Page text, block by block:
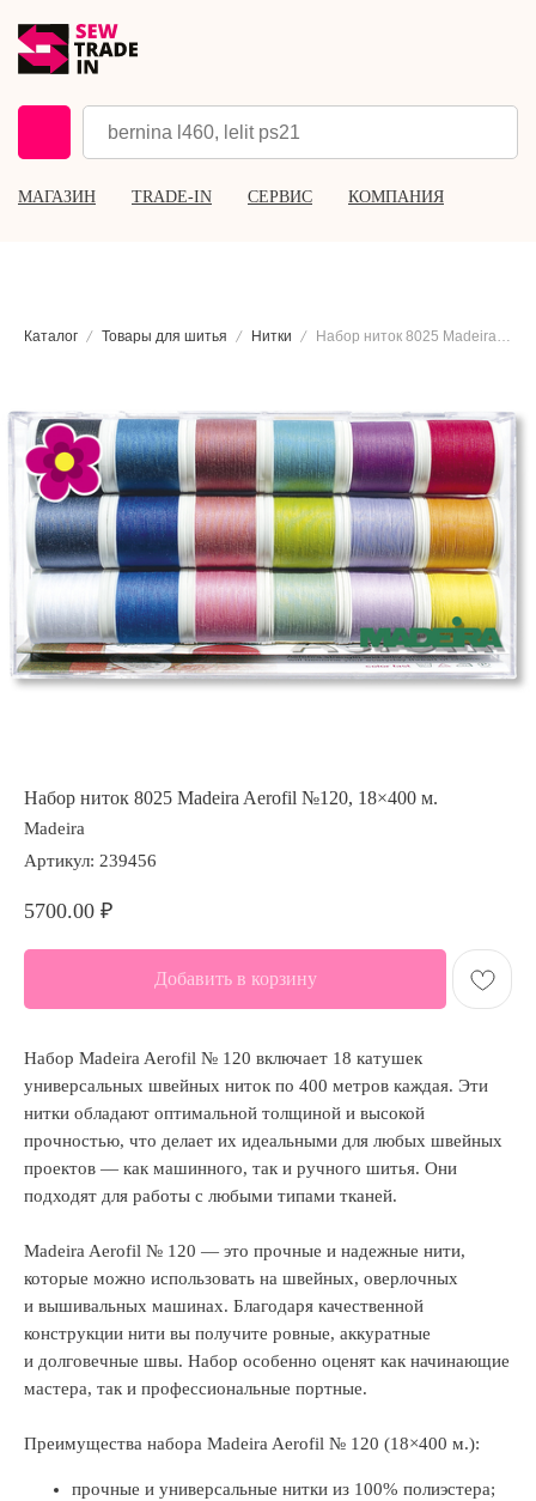
МАГАЗИН TRADE-IN СЕРВИС КОМПАНИЯ
Каталог Товары для шитья Нитки Набор ниток 8025 Madeira Aerofil №120, 18×400 м.
Набор ниток 8025 Madeira Aerofil №120, 18×400 м.
Madeira
Артикул: 239456
5700.00 ₽
Добавить в корзину
Набор Madeira Aerofil № 120 включает 18 катушек
универсальных швейных ниток по 400 метров каждая. Эти
нитки обладают оптимальной толщиной и высокой
прочностью, что делает их идеальными для любых швейных
проектов — как машинного, так и ручного шитья. Они
подходят для работы с любыми типами тканей.
Madeira Aerofil № 120 — это прочные и надежные нити,
которые можно использовать на швейных, оверлочных
и вышивальных машинах. Благодаря качественной
конструкции нити вы получите ровные, аккуратные
и долговечные швы. Набор особенно оценят как начинающие
мастера, так и профессиональные портные.
Преимущества набора Madeira Aerofil № 120 (18×400 м.):
прочные и универсальные нитки из 100% полиэстера;